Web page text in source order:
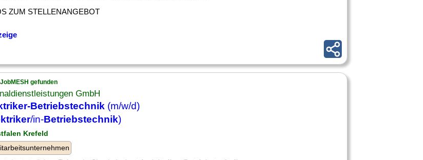
ZUM STELLENANGEBOT
gefunden
GmbH
Betriebstechnik (m/w/d)
/in-Betriebstechnik)
Krefeld